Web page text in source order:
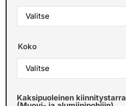
Koko
Kaksipuoleinen